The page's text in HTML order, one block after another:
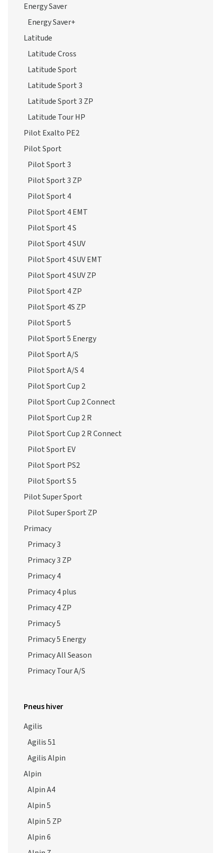
Energy Saver
Energy Saver+
Latitude
Latitude Cross
Latitude Sport
Latitude Sport 3
Latitude Sport 3 ZP
Latitude Tour HP
Pilot Exalto PE2
Pilot Sport
Pilot Sport 3
Pilot Sport 3 ZP
Pilot Sport 4
Pilot Sport 4 EMT
Pilot Sport 4 S
Pilot Sport 4 SUV
Pilot Sport 4 SUV EMT
Pilot Sport 4 SUV ZP
Pilot Sport 4 ZP
Pilot Sport 4S ZP
Pilot Sport 5
Pilot Sport 5 Energy
Pilot Sport A/S
Pilot Sport A/S 4
Pilot Sport Cup 2
Pilot Sport Cup 2 Connect
Pilot Sport Cup 2 R
Pilot Sport Cup 2 R Connect
Pilot Sport EV
Pilot Sport PS2
Pilot Sport S 5
Pilot Super Sport
Pilot Super Sport ZP
Primacy
Primacy 3
Primacy 3 ZP
Primacy 4
Primacy 4 plus
Primacy 4 ZP
Primacy 5
Primacy 5 Energy
Primacy All Season
Primacy Tour A/S
Pneus hiver
Agilis
Agilis 51
Agilis Alpin
Alpin
Alpin A4
Alpin 5
Alpin 5 ZP
Alpin 6